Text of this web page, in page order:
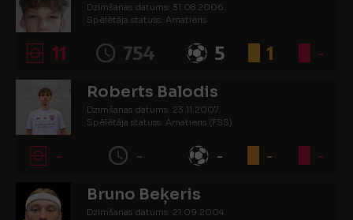
Dzimšanas datums: 31.08.2006.
Spēlētāja statuss: Amatieris
11 754 5 1 -
Roberts Balodis
Dzimšanas datums: 23.11.2007.
Spēlētāja statuss: Amatieris (FSS)
- - - - -
Bruno Beķeris
Dzimšanas datums: 21.09.2004.